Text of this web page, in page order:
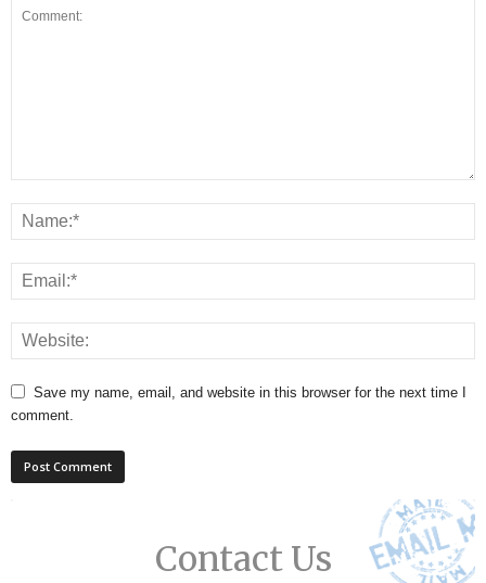
Save my name, email, and website in this browser for the next time I
comment.
Contact Us